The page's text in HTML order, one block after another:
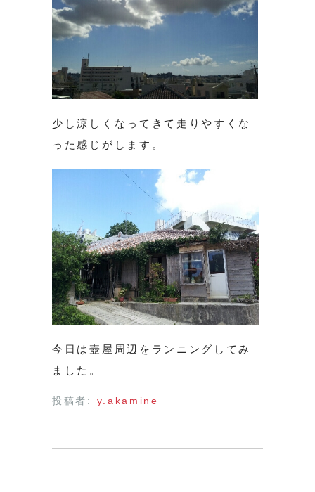
少し涼しくなってきて走りやすくな
った感じがします。
今日は壺屋周辺をランニングしてみ
ました。
投稿者: y.akamine